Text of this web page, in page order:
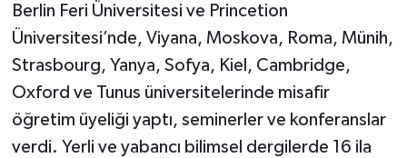
Berlin Feri Üniversitesi ve Princetion
Üniversitesi’nde, Viyana, Moskova, Roma, Münih,
Strasbourg, Yanya, Sofya, Kiel, Cambridge,
Oxford ve Tunus üniversitelerinde misafir
öğretim üyeliği yaptı, seminerler ve konferanslar
verdi. Yerli ve yabancı bilimsel dergilerde 16 ila